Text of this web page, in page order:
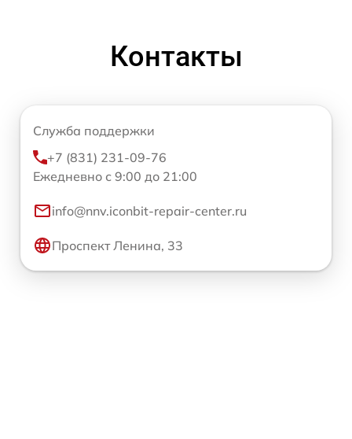
Контакты
Служба поддержки
+7 (831) 231-09-76
Ежедневно с 9:00 до 21:00
info@nnv.iconbit-repair-center.ru
Проспект Ленина, 33